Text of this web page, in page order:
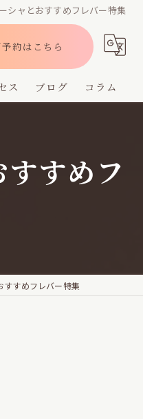
シャとおすすめフレバー特集
予約はこちら
ス ブログ コラム
すめフ
すめフレバー特集